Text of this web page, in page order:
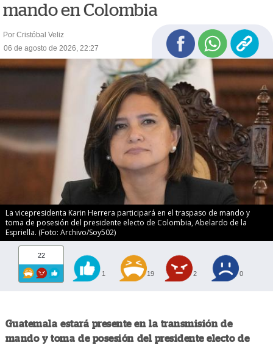
mando en Colombia
Por Cristóbal Veliz
06 de agosto de 2026, 22:27
La vicepresidenta Karin Herrera participará en el traspaso de mando y
toma de posesión del presidente electo de Colombia, Abelardo de la
Espriella. (Foto: Archivo/Soy502)
22
1 19 2 0
Guatemala estará presente en la transmisión de
mando y toma de posesión del presidente electo de